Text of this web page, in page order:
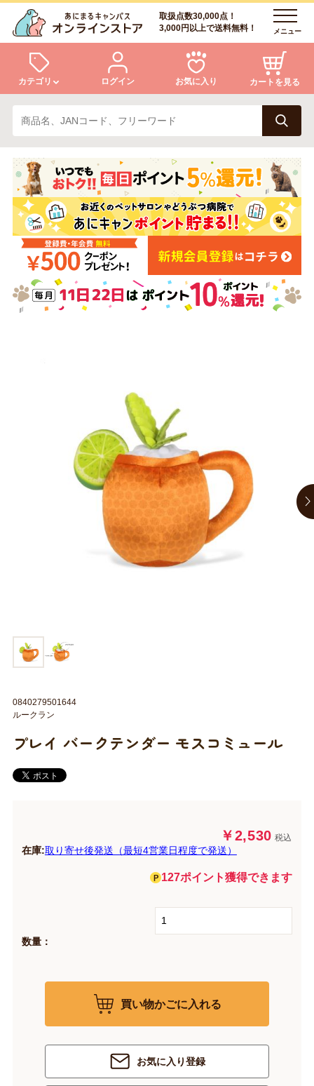
取扱点数30,000点！
3,000円以上で送料無料！
メニュー
カテゴリ
犬 猫
小動物・鳥 アクア・爬虫類・昆虫
ドッグフード キャットフード
美容・ケア用品 服・おさんぽ用品
ログイン お気に入り カートを見る
ログイン
会員登録
あにまるキャンパスについて
アフターサービス
商品リクエスト
プレイ バークテンダー モスコミュール
￥2,530 税込
在庫:取り寄せ後発送（最短4営業日程度で発送）
127ポイント獲得できます
数量：
買い物かごに入れる
お気に入り登録
0840279501644
ルークラン